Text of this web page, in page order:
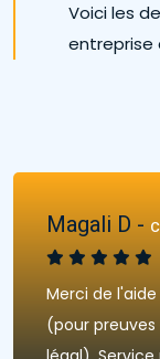
Voici les
entreprise
Magali D -
Merci de
(pour